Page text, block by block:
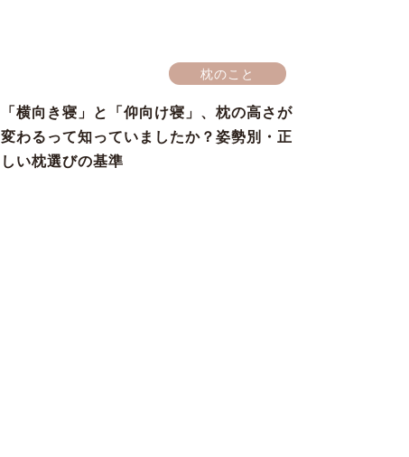
枕のこと
「横向き寝」と「仰向け寝」、枕の高さが
変わるって知っていましたか？姿勢別・正
しい枕選びの基準